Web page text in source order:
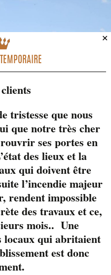
✕
tristesse que nous
que notre très cher
ses portes en
lieux et la
qui doivent être
l’incendie majeur
rendent impossible
des travaux et ce,
mois.. Une
locaux qui abritaient
est donc
le moment.